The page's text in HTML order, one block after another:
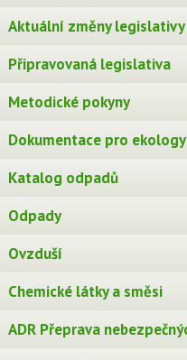
Aktuální změny legislativy
Připravovaná legislativa
Metodické pokyny
Dokumentace pro ekology
Katalog odpadů
Odpady
Ovzduší
Chemické látky a směsi
ADR Přeprava